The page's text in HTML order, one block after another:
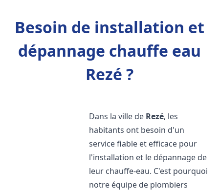
Besoin de installation et
dépannage chauffe eau
Rezé ?
Dans la ville de Rezé, les
habitants ont besoin d'un
service fiable et efficace pour
l'installation et le dépannage de
leur chauffe-eau. C'est pourquoi
notre équipe de plombiers